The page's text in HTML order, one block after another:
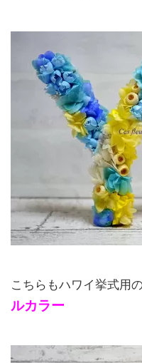
こちらもハワイ挙式用
ルカラー